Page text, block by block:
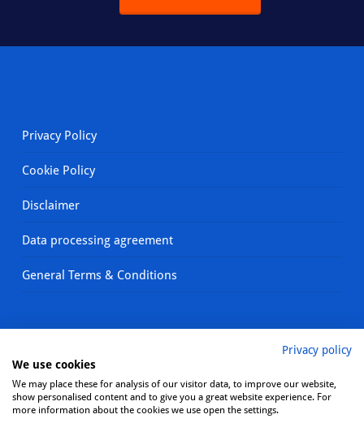
Privacy Policy
Cookie Policy
Disclaimer
Data processing agreement
General Terms & Conditions
Privacy policy
We use cookies
We may place these for analysis of our visitor data, to improve our website,
show personalised content and to give you a great website experience. For
more information about the cookies we use open the settings.